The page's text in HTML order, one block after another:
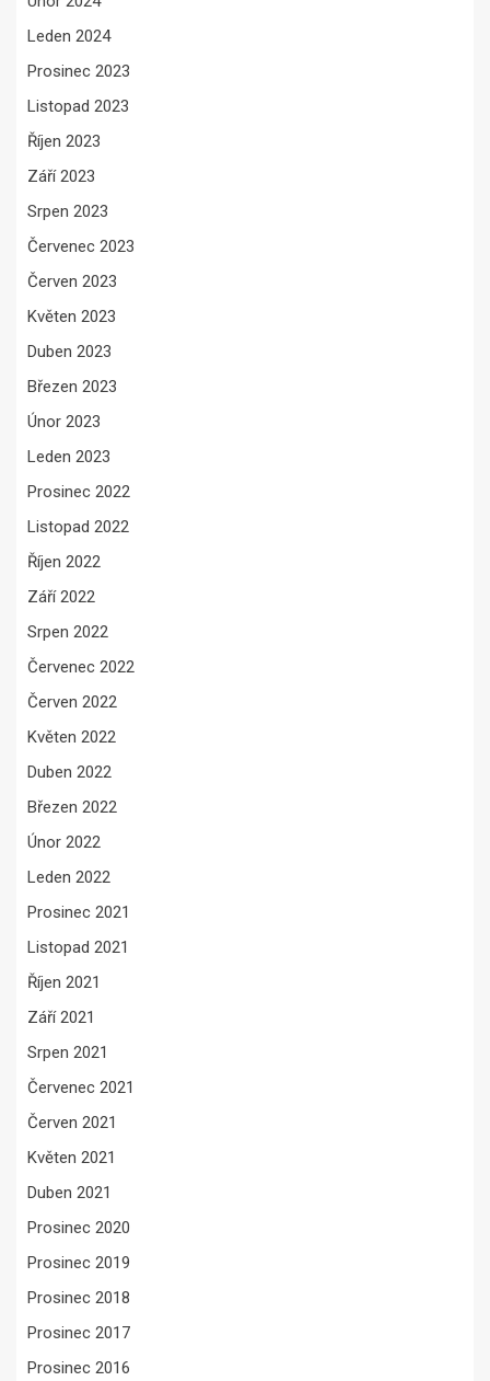
Leden 2024
Prosinec 2023
Listopad 2023
Říjen 2023
Září 2023
Srpen 2023
Červenec 2023
Červen 2023
Květen 2023
Duben 2023
Březen 2023
Únor 2023
Leden 2023
Prosinec 2022
Listopad 2022
Říjen 2022
Září 2022
Srpen 2022
Červenec 2022
Červen 2022
Květen 2022
Duben 2022
Březen 2022
Únor 2022
Leden 2022
Prosinec 2021
Listopad 2021
Říjen 2021
Září 2021
Srpen 2021
Červenec 2021
Červen 2021
Květen 2021
Duben 2021
Prosinec 2020
Prosinec 2019
Prosinec 2018
Prosinec 2017
Prosinec 2016